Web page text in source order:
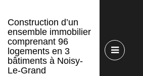
Construction d’un
ensemble immobilier
comprenant 96
logements en 3
bâtiments à Noisy-
Le-Grand